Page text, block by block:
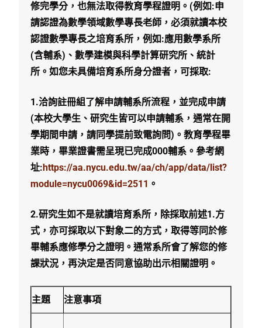
修完學分，也無法取得教育學程證明。(例如:申
請認證為數學領域數學專長老師，必須就讀本校
認證數學專長之培育系所，例如:應用數學系所
(含輔系)、數學建模與科學計算研究所、統計
所。 如您未具備培育系所身分證者，可採取:
1.洽詢註冊組了解申請輔系所流程，並完成申請
(本校大學生、研究生皆可以申請輔系，通常在開
學期間申請，請同學提前致電詢問)。教育學程畢
業時，畢業證書需呈現已完成000輔系。參考網
址:https://aa.nycu.edu.tw/aa/ch/app/data/list?
module=nycu0069&id=2511 。
2.研究生如不是就讀培育系所，除採取前述1.方
式，亦可採取以下對象二的方式，取得等同於修
畢輔系應修學分之證明。通常系所會了解您的修
課狀況，再決定是否同意協助出示相關證明。
主題 注意事項